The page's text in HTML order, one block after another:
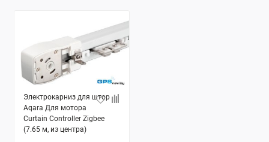
Электрокарниз для штор
Aqara Для мотора
Curtain Controller Zigbee
(7.65 м, из центра)